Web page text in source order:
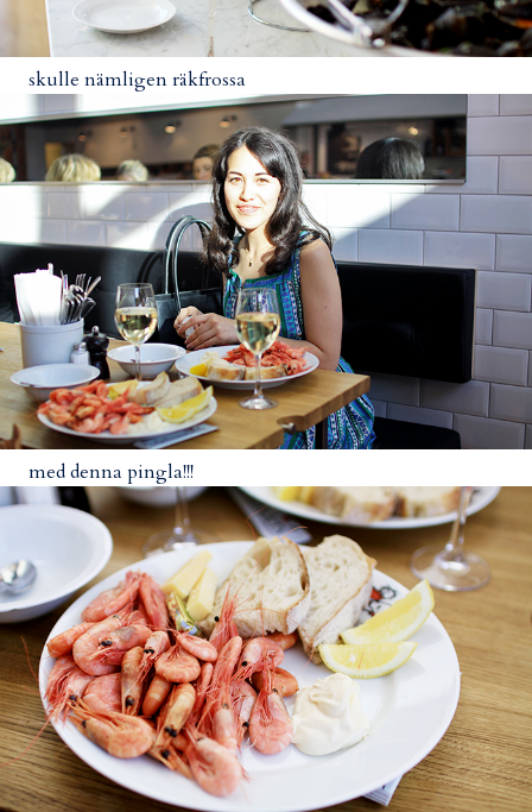
skulle nämligen räkfrossa
med denna pingla!!!